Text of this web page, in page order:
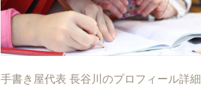
手書き屋代表 長谷川のプロフィール詳細